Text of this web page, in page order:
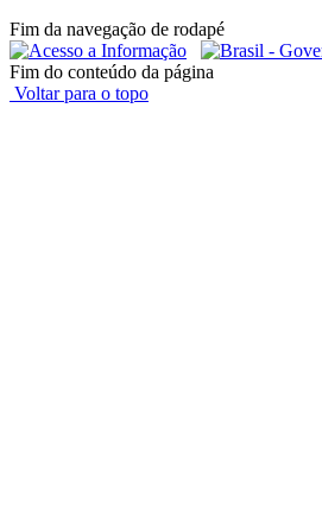
Fim da navegação de rodapé
Fim do conteúdo da página
Voltar para o topo